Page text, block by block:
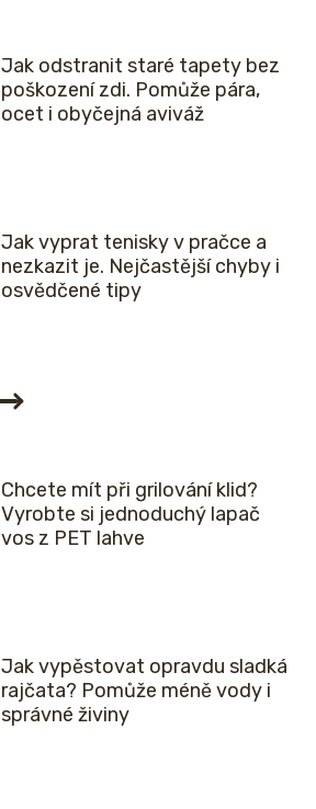
Jak odstranit staré tapety bez
poškození zdi. Pomůže pára,
ocet i obyčejná aviváž
Jak vyprat tenisky v pračce a
nezkazit je. Nejčastější chyby i
osvědčené tipy
Chcete mít při grilování klid?
Vyrobte si jednoduchý lapač
vos z PET lahve
Jak vypěstovat opravdu sladká
rajčata? Pomůže méně vody i
správné živiny